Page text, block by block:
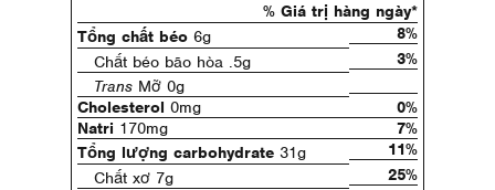
% Giá trị hàng ngày*
Tổng chất béo 6g
8%
Chất béo bão hòa .5g
3%
Trans Mỡ 0g
Cholesterol 0mg
0%
Natri 170mg
7%
Tổng lượng carbohydrate 31g
11%
Chất xơ 7g
25%